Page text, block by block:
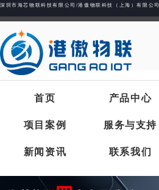
深圳市海芯物联科技有限公司/港傲物联科技（上海）有限公司
首页 产品中心
项目案例
服务与支持
新闻资讯
联系我们